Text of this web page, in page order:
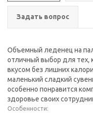
Задать вопрос
Объемный леденец на
отличный выбор для тех,
вкусом без лишних
маленький сладкий
особенно понравится
здоровье своих
Особенности: